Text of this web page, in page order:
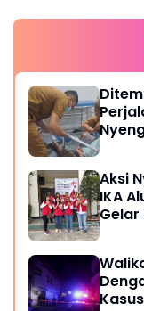
Aksi
IKA
Gelar